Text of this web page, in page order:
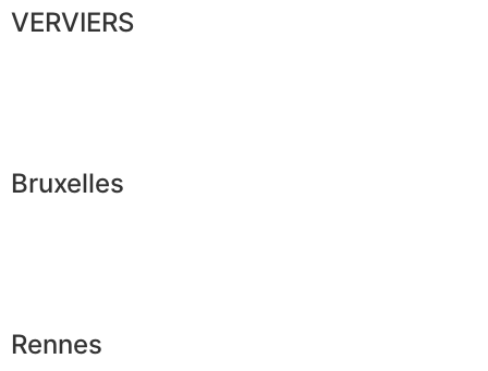
VERVIERS
Bruxelles
Rennes